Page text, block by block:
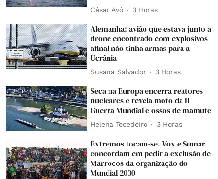
César Avó 3 Horas
Alemanha: avião que estava junto a
drone encontrado com explosivos
afinal não tinha armas para a
Ucrânia
Susana Salvador 3 Horas
Seca na Europa encerra reatores
nucleares e revela moto da II
Guerra Mundial e ossos de mamute
Helena Tecedeiro 3 Horas
Extremos tocam-se. Vox e Sumar
concordam em pedir a exclusão de
Marrocos da organização do
Mundial 2030